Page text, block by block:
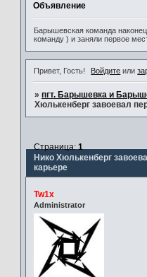
Объявление
Барышевская команда
команду ) и заняли первое
Привет, Гость! Войдите или
» пгт. Барышевка и
Хюлькенберг завоевал
Нико Хюлькенберг
карьере
Страница:1
Tw1x
Administrator